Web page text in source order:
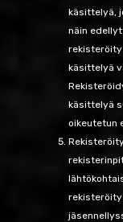
käsittelyä,
näin
käsittelyä
käsittelyä
oikeutetun